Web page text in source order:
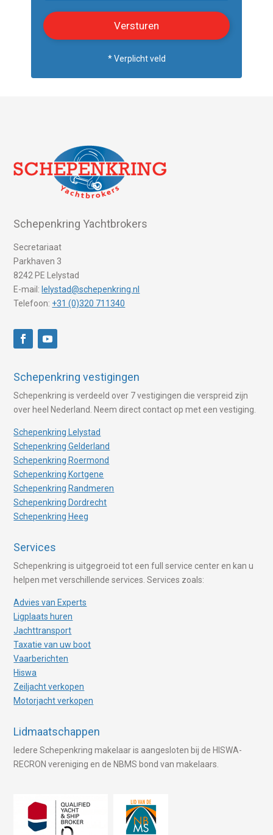
* Verplicht veld
Schepenkring Yachtbrokers
Secretariaat
Parkhaven 3
8242 PE Lelystad
E-mail: lelystad@schepenkring.nl
Telefoon: +31 (0)320 711340
Schepenkring vestigingen
Schepenkring is verdeeld over 7 vestigingen die verspreid zijn
over heel Nederland. Neem direct contact op met een vestiging.
Schepenkring Lelystad
Schepenkring Gelderland
Schepenkring Roermond
Schepenkring Kortgene
Schepenkring Randmeren
Schepenkring Dordrecht
Schepenkring Heeg
Services
Schepenkring is uitgegroeid tot een full service center en kan u
helpen met verschillende services. Services zoals:
Advies van Experts
Ligplaats huren
Jachttransport
Taxatie van uw boot
Vaarberichten
Hiswa
Zeiljacht verkopen
Motorjacht verkopen
Lidmaatschappen
Iedere Schepenkring makelaar is aangesloten bij de HISWA-
RECRON vereniging en de NBMS bond van makelaars.